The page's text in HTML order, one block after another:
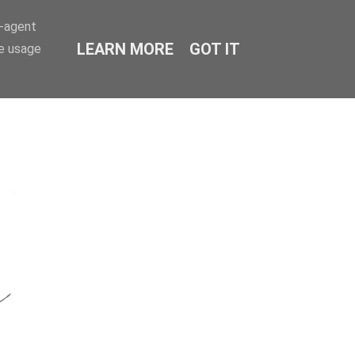
agent
usage
LEARN MORE GOT IT